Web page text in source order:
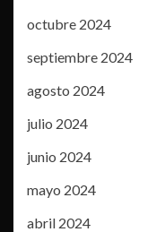
octubre 2024
septiembre 2024
agosto 2024
julio 2024
junio 2024
mayo 2024
abril 2024